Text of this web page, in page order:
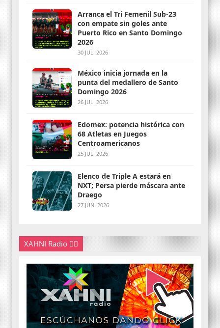
Arranca el Tri Femenil Sub-23
con empate sin goles ante
Puerto Rico en Santo Domingo
2026
30 JUL. 2026
México inicia jornada en la
punta del medallero de Santo
Domingo 2026
26 JUL. 2026
Edomex: potencia histórica con
68 Atletas en Juegos
Centroamericanos
25 JUL. 2026
Elenco de Triple A estará en
NXT; Persa pierde máscara ante
Draego
27 JUN. 2026
XAHNI Radio 👇🏽